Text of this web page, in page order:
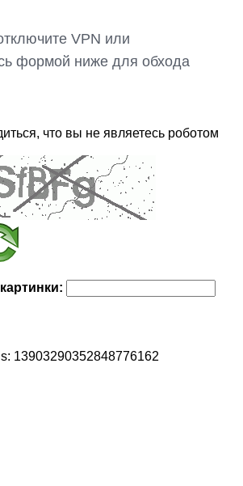
VPN или
формой ниже для обхода
что вы не являетесь роботом
13903290352848776162